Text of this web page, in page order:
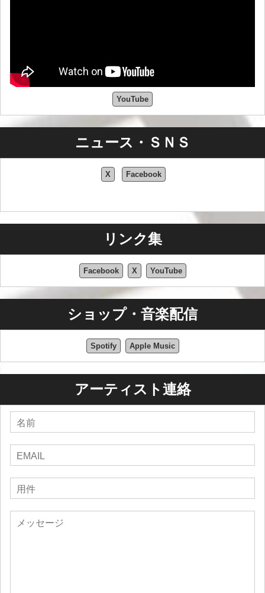
YouTube
ニュース・ＳＮＳ
X Facebook
リンク集
Facebook X YouTube
ショップ・音楽配信
Spotify Apple Music
アーティスト連絡